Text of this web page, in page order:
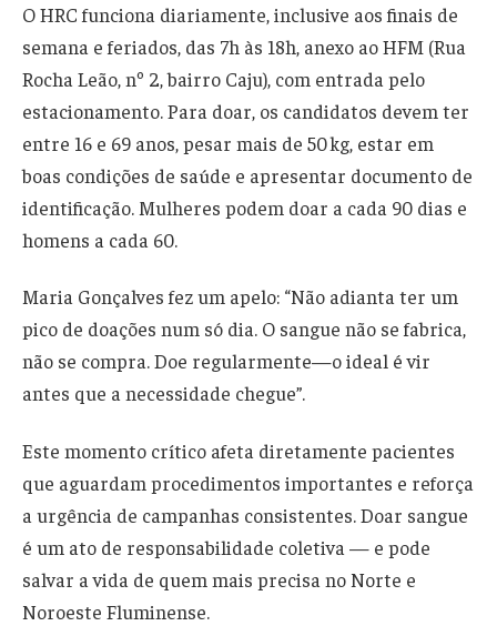
O HRC funciona diariamente, inclusive aos finais de
semana e feriados, das 7h às 18h, anexo ao HFM (Rua
Rocha Leão, nº 2, bairro Caju), com entrada pelo
estacionamento. Para doar, os candidatos devem ter
entre 16 e 69 anos, pesar mais de 50 kg, estar em
boas condições de saúde e apresentar documento de
identificação. Mulheres podem doar a cada 90 dias e
homens a cada 60.
Maria Gonçalves fez um apelo: “Não adianta ter um
pico de doações num só dia. O sangue não se fabrica,
não se compra. Doe regularmente—o ideal é vir
antes que a necessidade chegue”.
Este momento crítico afeta diretamente pacientes
que aguardam procedimentos importantes e reforça
a urgência de campanhas consistentes. Doar sangue
é um ato de responsabilidade coletiva — e pode
salvar a vida de quem mais precisa no Norte e
Noroeste Fluminense.